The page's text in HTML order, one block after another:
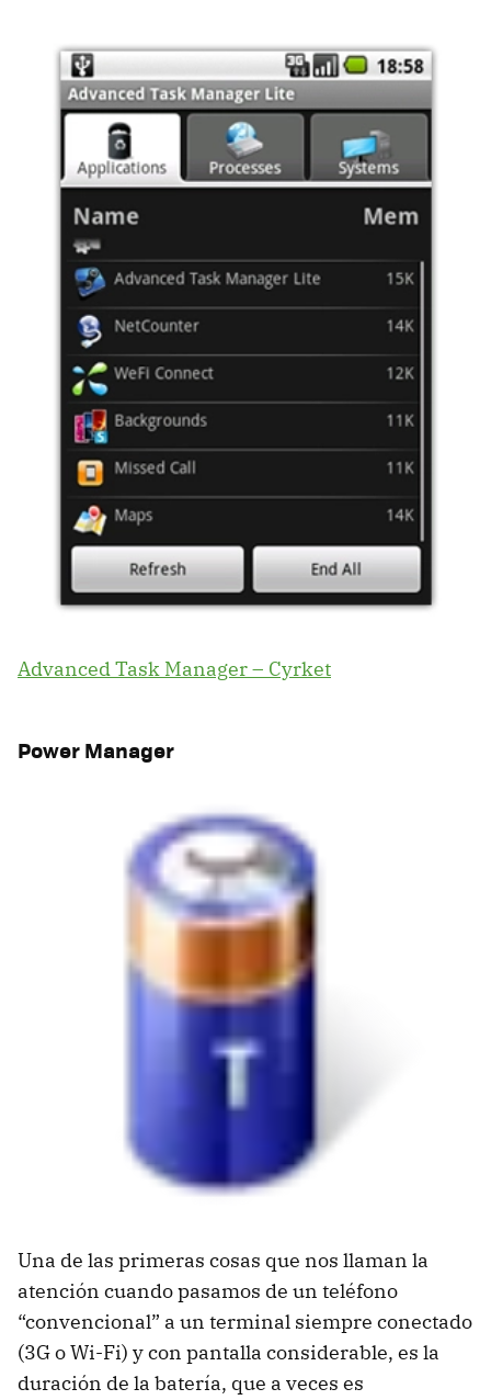
Advanced Task Manager – Cyrket
Power Manager
Una de las primeras cosas que nos llaman la
atención cuando pasamos de un teléfono
“convencional” a un terminal siempre conectado
(3G o Wi-Fi) y con pantalla considerable, es la
duración de la batería, que a veces es